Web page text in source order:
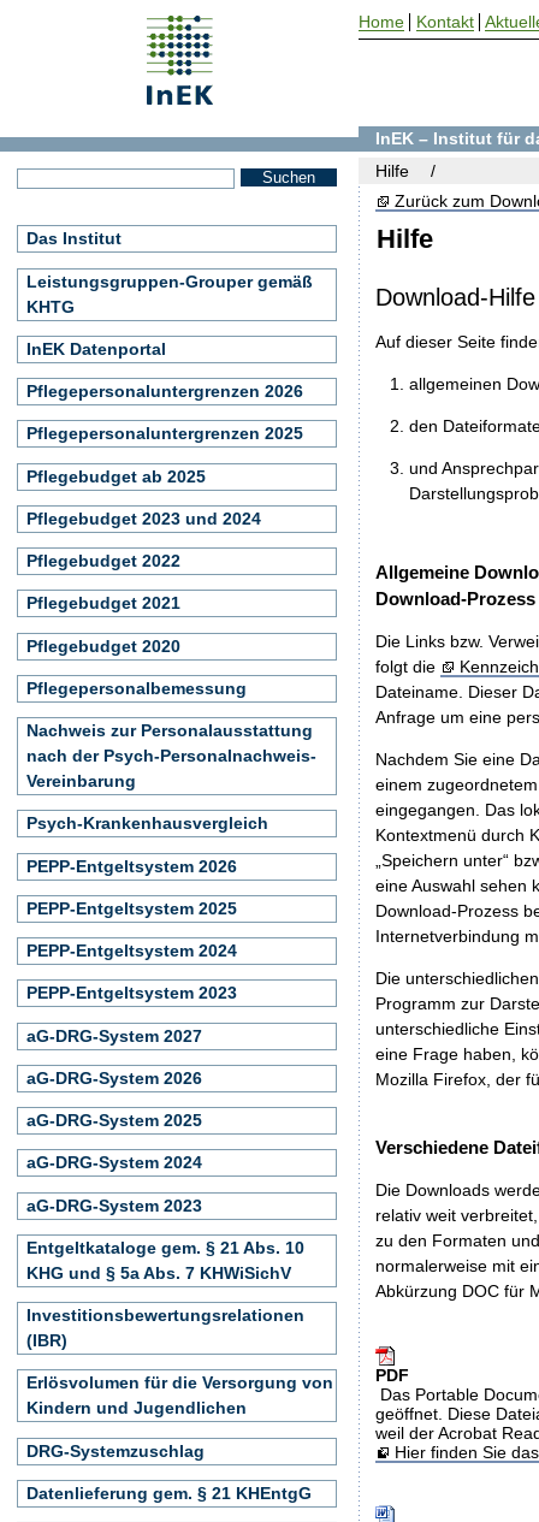
Hilfe
Zurück zum
Download-Hilfe
Auf dieser Seite
allgemeinen
den
und
Allgemeine
Download-Prozess
Die Links bzw.
folgt die
Dateiname. Dieser
Anfrage um eine
Nachdem Sie eine
einem
eingegangen. Das
Kontextmenü durch
„Speichern unter“
eine Auswahl sehen
Download-Prozess
Internetverbindung
Die
Programm zur
unterschiedliche
eine Frage haben,
Mozilla Firefox, der
Verschiedene
Die Downloads
relativ weit
zu den Formaten
normalerweise mit
Abkürzung DOC für
PDF
Das Portable
geöffnet. Diese
weil der Acrobat
Hier finden Sie
InEK – Institut für
Hilfe
Das Institut
Leistungsgruppen-Grouper gemäß
KHTG
InEK Datenportal
Pflegepersonaluntergrenzen 2026
Pflegepersonaluntergrenzen 2025
Pflegebudget ab 2025
Pflegebudget 2023 und 2024
Pflegebudget 2022
Pflegebudget 2021
Pflegebudget 2020
Pflegepersonalbemessung
Nachweis zur Personalausstattung
nach der Psych-Personalnachweis-
Vereinbarung
Psych-Krankenhausvergleich
PEPP-Entgeltsystem 2026
PEPP-Entgeltsystem 2025
PEPP-Entgeltsystem 2024
PEPP-Entgeltsystem 2023
aG-DRG-System 2027
aG-DRG-System 2026
aG-DRG-System 2025
aG-DRG-System 2024
aG-DRG-System 2023
Entgeltkataloge gem. § 21 Abs. 10
KHG und § 5a Abs. 7 KHWiSichV
Investitionsbewertungsrelationen
(IBR)
Erlösvolumen für die Versorgung von
Kindern und Jugendlichen
DRG-Systemzuschlag
Datenlieferung gem. § 21 KHEntgG
Home Kontakt